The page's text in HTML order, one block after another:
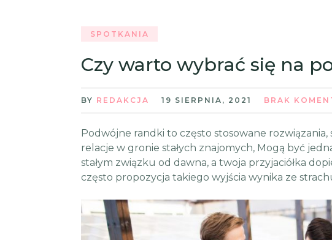
SPOTKANIA
Czy warto wybrać się na
BY REDAKCJA 19 SIERPNIA, 2021 BRAK
Podwójne randki to często stosowane
relacje w gronie stałych znajomych, Mogą być
stałym związku od dawna, a twoja przyjaciółka
często propozycja takiego wyjścia wynika ze